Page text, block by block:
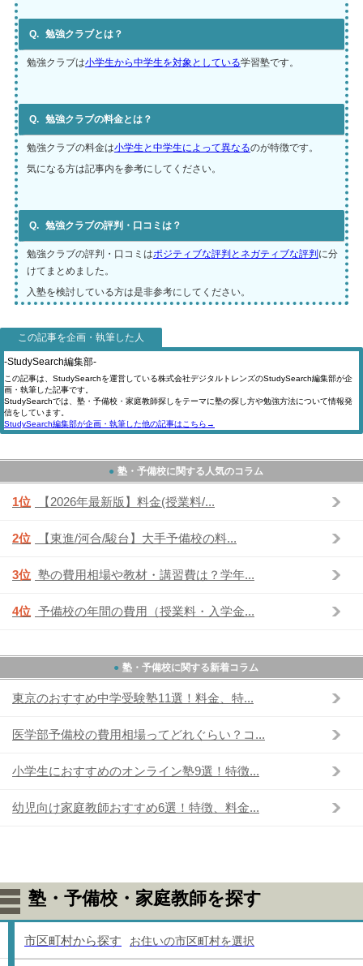
勉強クラブとは？
勉強クラブは小学生から中学生を対象としている学習塾です。
勉強クラブの料金とは？
勉強クラブの料金は小学生と中学生によって異なるのが特徴です。
気になる方は記事内を参考にしてください。
勉強クラブの評判・口コミは？
勉強クラブの評判・口コミはポジティブな評判とネガティブな評判 に分
けてまとめました。
入塾を検討している方は是非参考にしてください。
この記事を企画・執筆した人
-StudySearch編集部-
この記事は、StudySearchを運営している株式会社デジタルトレンズのStudySearch編集部が企
画・執筆した記事です。
StudySearchでは、塾・予備校・家庭教師探しをテーマに塾の探し方や勉強方法について情報発
信をしています。
StudySearch編集部が企画・執筆した他の記事はこちら→
塾・予備校に関する人気のコラム
1位 【2026年最新版】料金(授業料/...
2位 【東進/河合/駿台】大手予備校の料...
3位 塾の費用相場や教材・講習費は？学年...
4位 予備校の年間の費用（授業料・入学金...
塾・予備校に関する新着コラム
東京のおすすめ中学受験塾11選！料金、特...
医学部予備校の費用相場ってどれぐらい？コ...
小学生におすすめのオンライン塾9選！特徴...
幼児向け家庭教師おすすめ6選！特徴、料金...
塾・予備校・家庭教師を探す
市区町村から探す お住いの市区町村を選択